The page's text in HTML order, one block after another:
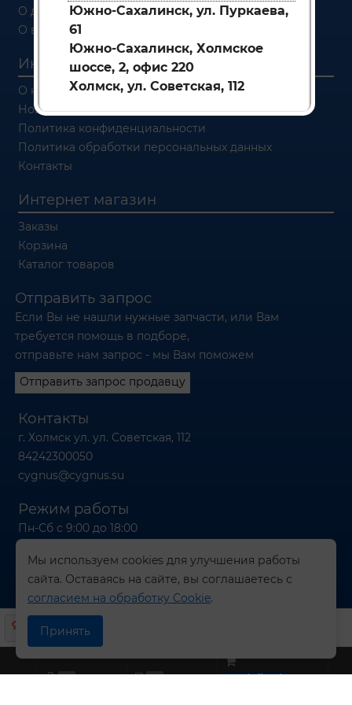
Южно-Сахалинск, ул. Пуркаева,
61
Южно-Сахалинск, Холмское
шоссе, 2, офис 220
Холмск, ул. Советская, 112
О доставке
О возврате
Информация
О компании
Новости
Политика конфиденциальности
Политика обработки персональных данных
Контакты
Интернет магазин
Заказы
Корзина
Каталог товаров
Отправить запрос
Если Вы не нашли нужные запчасти, или Вам
требуется помощь в подборе,
отправьте нам запрос - мы Вам поможем
Отправить запрос продавцу
Контакты
г. Холмск ул. ул. Советская, 112
84242300050
cygnus@cygnus.su
Режим работы
Пн-Сб с 9:00 до 18:00
0 0 undefined
Мы используем cookies для улучшения работы
сайта. Оставаясь на сайте, вы соглашаетесь с
согласием на обработку Cookie.
Принять